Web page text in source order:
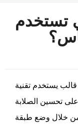
تستخدم
يستخدم تقنية
على تحسين الصلابة
من خلال وضع طبقة